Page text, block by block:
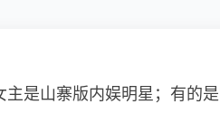
是山寨版内娱明星；有的